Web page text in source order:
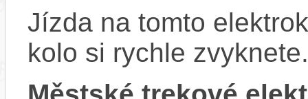
Jízda na tomto
kolo si rychle zvyknete.